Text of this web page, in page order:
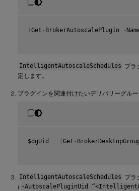
(Get - BrokerAutoscalePlugin -
IntelligentAutoscaleSchedules プラ
定します。
プラグインを関連付けたいデリバリーグル
$dgUid = (Get -
IntelligentAutoscaleSchedules プラ
( -AutoscalePluginUid